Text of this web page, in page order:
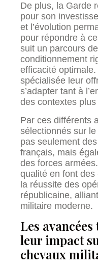
De plus, la Garde
pour son
et l’évolution
pour répondre à
suit un parcours
conditionnement
efficacité
spécialisée leur
s’adapter tant à
des contextes
Par ces différents
sélectionnés sur
pas seulement
français, mais
des forces
qualité en font
la réussite des
républicaine,
militaire moderne.
Les
leur impact
chevaux